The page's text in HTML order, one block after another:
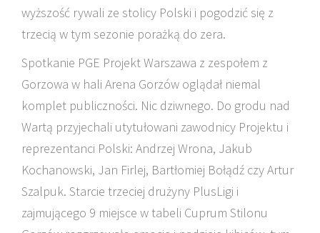
wyższość rywali ze stolicy Polski i pogodzić się z
trzecią w tym sezonie porażką do zera.
Spotkanie PGE Projekt Warszawa z zespołem z
Gorzowa w hali Arena Gorzów oglądał niemal
komplet publiczności. Nic dziwnego. Do grodu nad
Wartą przyjechali utytułowani zawodnicy Projektu i
reprezentanci Polski: Andrzej Wrona, Jakub
Kochanowski, Jan Firlej, Bartłomiej Bołądź czy Artur
Szalpuk. Starcie trzeciej drużyny PlusLigi i
zajmującego 9 miejsce w tabeli Cuprum Stilonu